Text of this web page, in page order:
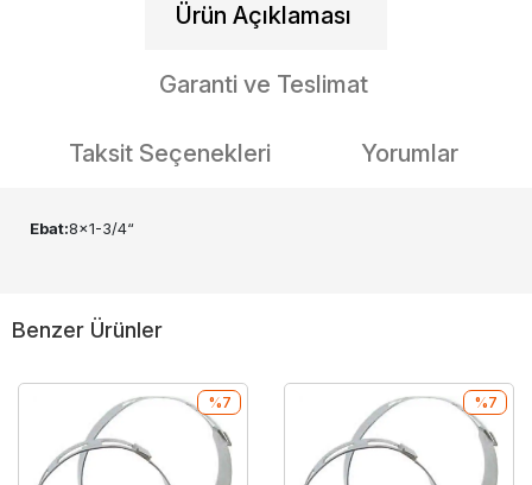
Ürün Açıklaması
Garanti ve Teslimat
Taksit Seçenekleri Yorumlar
Ebat:8x1-3/4“
Benzer Ürünler
%7 %7